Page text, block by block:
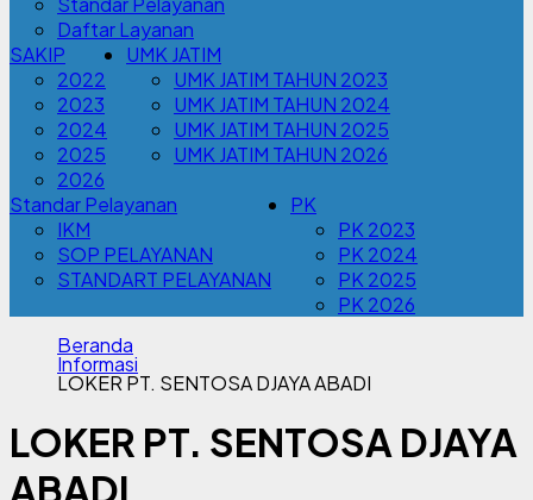
Daftar Layanan
SAKIP
2022
2023
2024
2025
2026
UMK JATIM
UMK JATIM TAHUN 2023
UMK JATIM TAHUN 2024
UMK JATIM TAHUN 2025
UMK JATIM TAHUN 2026
Standar Pelayanan
IKM
SOP PELAYANAN
STANDART PELAYANAN
PK
PK 2023
PK 2024
PK 2025
PK 2026
Beranda
Informasi
LOKER PT. SENTOSA DJAYA ABADI
LOKER PT. SENTOSA DJAYA
ABADI